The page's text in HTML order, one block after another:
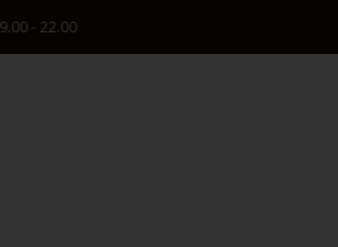
KONTAKT OS: +45 9630 2096